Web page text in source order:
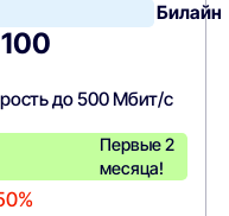
Билайн
до 500 Мбит/с
Первые 2
месяца!